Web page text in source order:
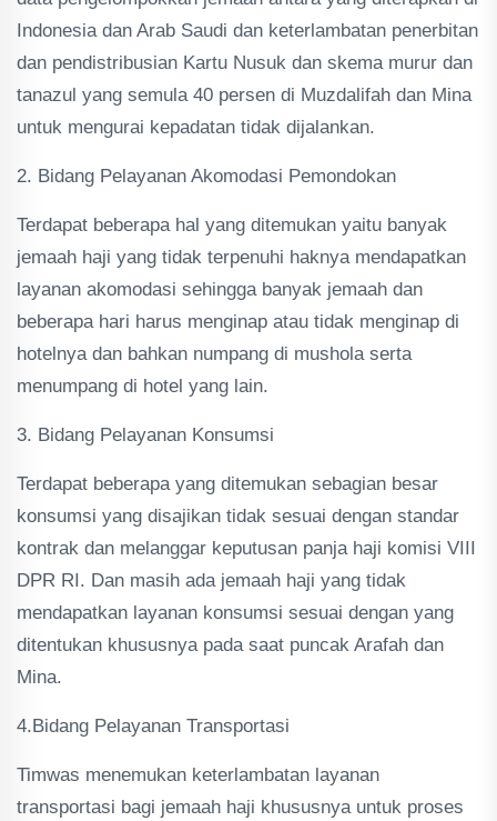
Indonesia dan Arab Saudi dan keterlambatan penerbitan
dan pendistribusian Kartu Nusuk dan skema murur dan
tanazul yang semula 40 persen di Muzdalifah dan Mina
untuk mengurai kepadatan tidak dijalankan.
2. Bidang Pelayanan Akomodasi Pemondokan
Terdapat beberapa hal yang ditemukan yaitu banyak
jemaah haji yang tidak terpenuhi haknya mendapatkan
layanan akomodasi sehingga banyak jemaah dan
beberapa hari harus menginap atau tidak menginap di
hotelnya dan bahkan numpang di mushola serta
menumpang di hotel yang lain.
3. Bidang Pelayanan Konsumsi
Terdapat beberapa yang ditemukan sebagian besar
konsumsi yang disajikan tidak sesuai dengan standar
kontrak dan melanggar keputusan panja haji komisi VIII
DPR RI. Dan masih ada jemaah haji yang tidak
mendapatkan layanan konsumsi sesuai dengan yang
ditentukan khususnya pada saat puncak Arafah dan
Mina.
4.Bidang Pelayanan Transportasi
Timwas menemukan keterlambatan layanan
transportasi bagi jemaah haji khususnya untuk proses